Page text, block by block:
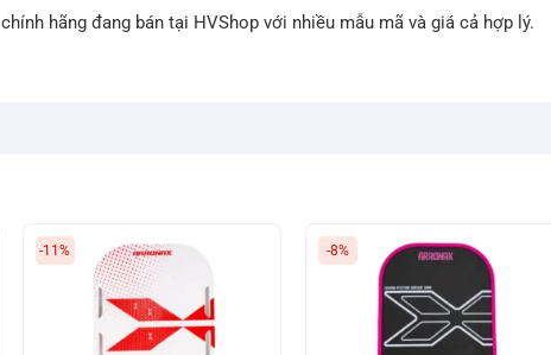
chính hãng đang bán tại HVShop với nhiều mẫu mã và giá cả hợp lý.
-11% -8%